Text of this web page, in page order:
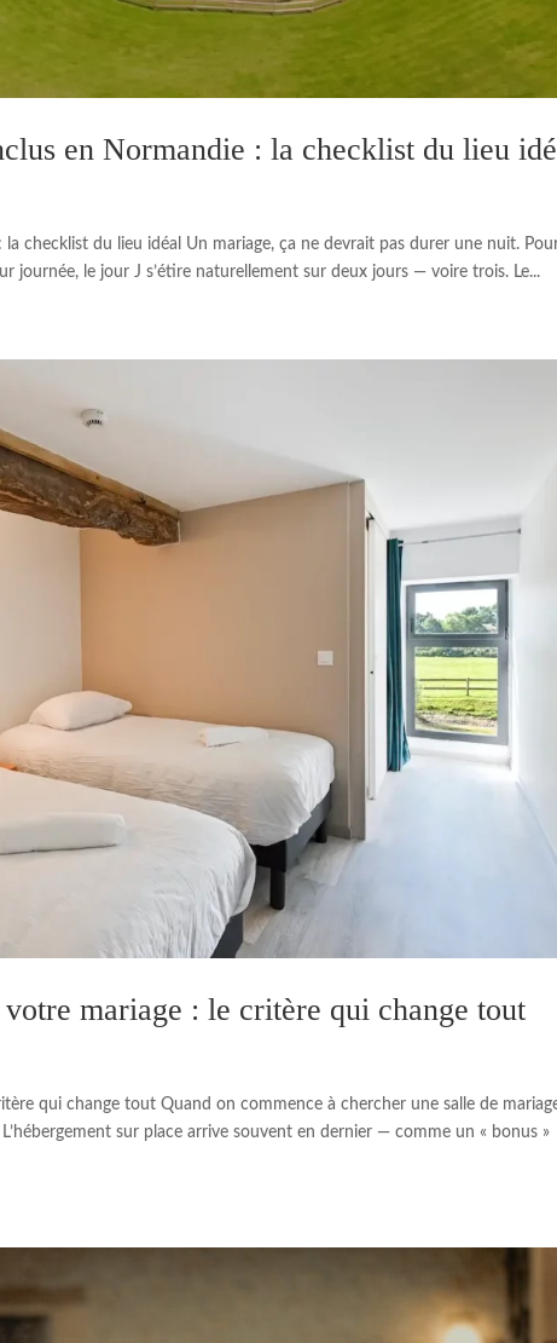
en Normandie : la checklist du lieu
checklist du lieu idéal Un mariage, ça ne devrait pas durer une nuit.
journée, le jour J s’étire naturellement sur deux jours — voire trois. Le...
mariage : le critère qui change tout
qui change tout Quand on commence à chercher une salle de
sur place arrive souvent en dernier — comme un « bonus »